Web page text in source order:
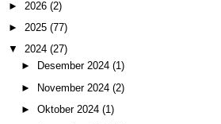
► 2026 (2)
► 2025 (77)
▼ 2024 (27)
►
Desember 2024 (1)
► November 2024 (2)
► Oktober 2024 (1)